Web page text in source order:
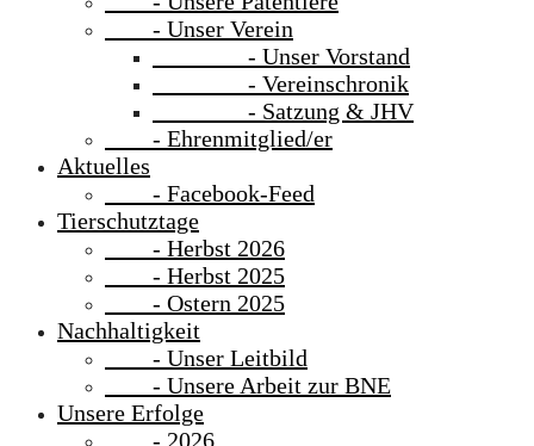
- Unser Verein
- Unser Vorstand
- Vereinschronik
- Satzung & JHV
- Ehrenmitglied/er
Aktuelles
- Facebook-Feed
Tierschutztage
- Herbst 2026
- Herbst 2025
- Ostern 2025
Nachhaltigkeit
- Unser Leitbild
- Unsere Arbeit zur BNE
Unsere Erfolge
- 2026